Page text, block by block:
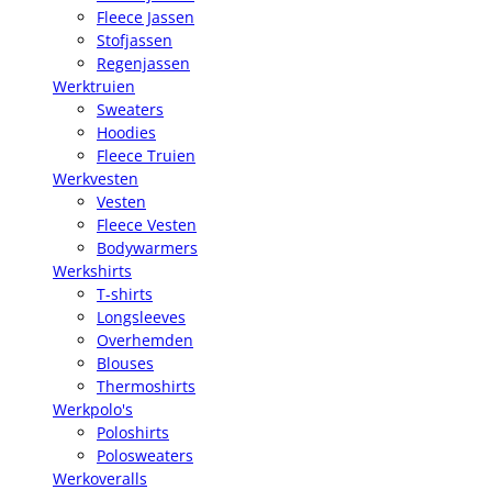
Fleece Jassen
Stofjassen
Regenjassen
Werktruien
Sweaters
Hoodies
Fleece Truien
Werkvesten
Vesten
Fleece Vesten
Bodywarmers
Werkshirts
T-shirts
Longsleeves
Overhemden
Blouses
Thermoshirts
Werkpolo's
Poloshirts
Polosweaters
Werkoveralls